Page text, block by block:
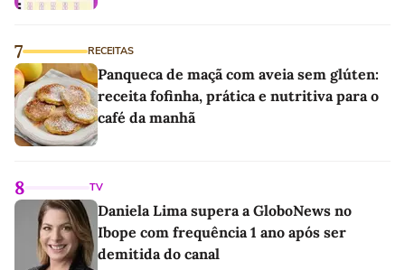
7 RECEITAS
Panqueca de maçã com aveia sem glúten:
receita fofinha, prática e nutritiva para o
café da manhã
8 TV
Daniela Lima supera a GloboNews no
Ibope com frequência 1 ano após ser
demitida do canal